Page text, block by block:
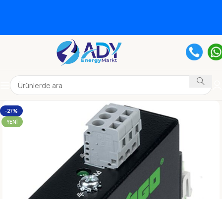
-27%
YENI